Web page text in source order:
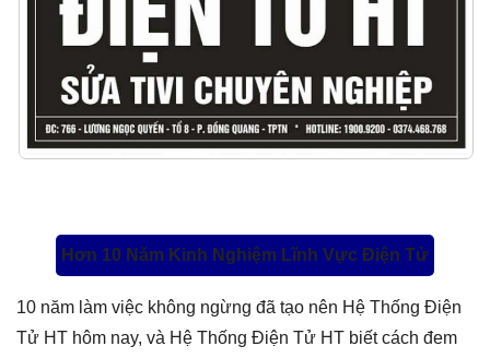
Hơn 10 Năm Kinh Nghiệm Lĩnh Vực Điện Tử
10 năm làm việc không ngừng đã tạo nên Hệ Thống Điện
Tử HT hôm nay, và Hệ Thống Điện Tử HT biết cách đem